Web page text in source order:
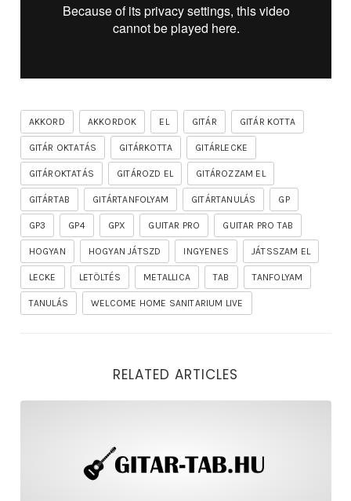
AKKORD AKKORDOK EL GITÁR GITÁR KOTTA
GITÁR OKTATÁS GITÁRKOTTA GITÁRLECKE
GITÁROKTATÁS GITÁROZD EL GITÁROZZAM EL
GITÁRTAB GITÁRTANFOLYAM GITÁRTANULÁS GP
GP3 GP4 GPX GUITAR PRO GUITAR PRO TAB
HOGYAN HOGYAN JÁTSZD INGYENES JÁTSSZAM EL
LECKE LETÖLTÉS METALLICA TAB TANFOLYAM
TANULÁS WELCOME HOME SANITARIUM LIVE
RELATED ARTICLES